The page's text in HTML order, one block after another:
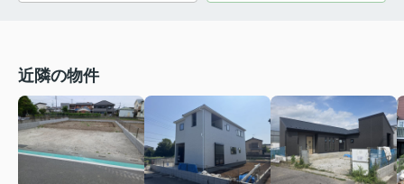
近隣の物件